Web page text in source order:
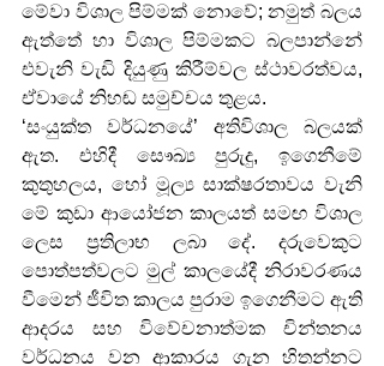
මේවා විශාල පිම්මක් නොවේ; නමුත් බලය
ඇත්තේ හා විශාල පිම්මකට බලපාන්නේ
එවැනි වැඩි දියුණු කිරීම්වල ස්ථාවරත්වය,
ඒවායේ නිහඬ සමුච්චය තුළය.
‘සංයුක්ත වර්ධනයේ’ අතිවිශාල බලයක්
ඇත. එහිදී සෞඛ්‍ය පුරුදු, ඉගෙනීමේ
කුතුහලය, හෝ මූල්‍ය සාක්ෂරතාවය වැනි
මේ කුඩා ආයෝජන කාලයත් සමඟ විශාල
ලෙස ප්‍රතිලාභ ලබා දේ. දරුවෙකුට
පොත්පත්වලට මුල් කාලයේදී නිරාවරණය
වීමෙන් ජීවිත කාලය පුරාම ඉගෙනීමට ඇති
ආදරය සහ විවේචනාත්මක චින්තනය
වර්ධනය වන ආකාරය ගැන හිතන්නට